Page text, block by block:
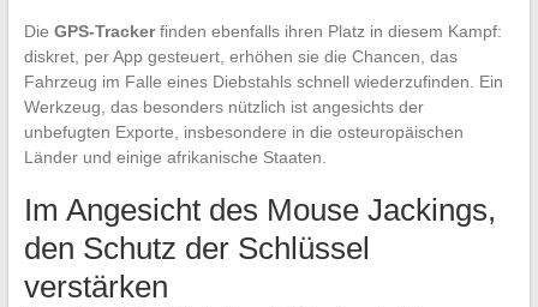
Die GPS-Trackerfinden ebenfalls ihren Platz in diesem Kampf:
diskret, per App gesteuert, erhöhen sie die Chancen, das
Fahrzeug im Falle eines Diebstahls schnell wiederzufinden. Ein
Werkzeug, das besonders nützlich ist angesichts der
unbefugten Exporte, insbesondere in die osteuropäischen
Länder und einige afrikanische Staaten.
Im Angesicht des Mouse Jackings,
den Schutz der Schlüssel
verstärken